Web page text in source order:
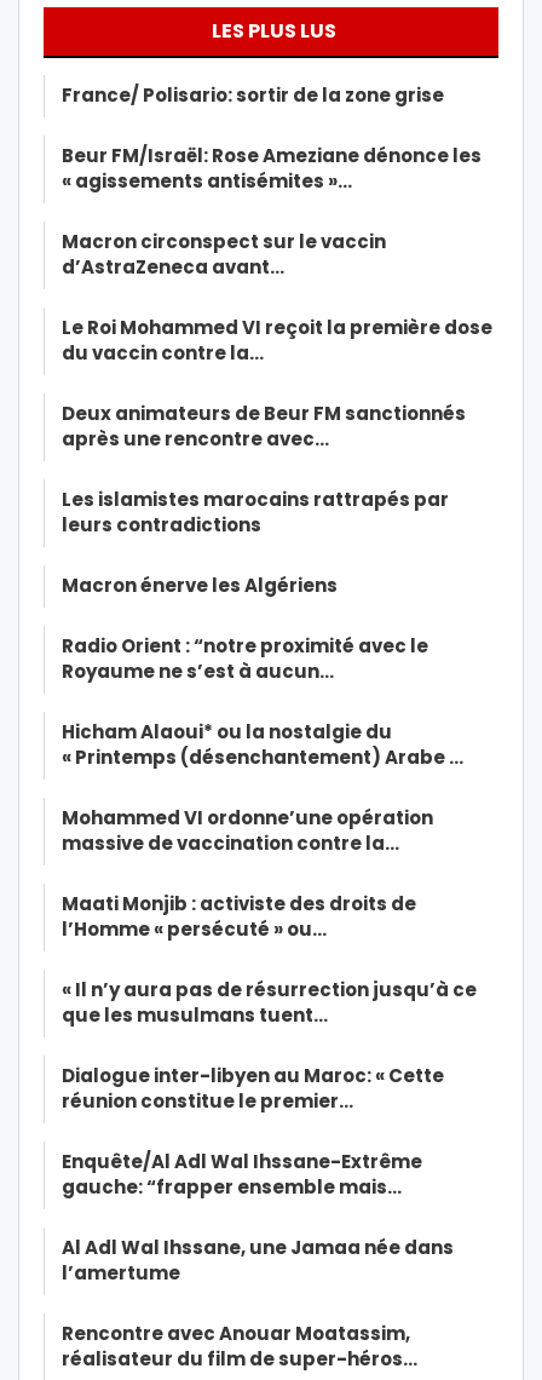
LES PLUS LUS
France/ Polisario: sortir de la zone grise
Beur FM/Israël: Rose Ameziane dénonce les
« agissements antisémites »…
Macron circonspect sur le vaccin
d’AstraZeneca avant…
Le Roi Mohammed VI reçoit la première dose
du vaccin contre la…
Deux animateurs de Beur FM sanctionnés
après une rencontre avec…
Les islamistes marocains rattrapés par
leurs contradictions
Macron énerve les Algériens
Radio Orient : “notre proximité avec le
Royaume ne s’est à aucun…
Hicham Alaoui* ou la nostalgie du
« Printemps (désenchantement) Arabe …
Mohammed VI ordonne’une opération
massive de vaccination contre la…
Maati Monjib : activiste des droits de
l’Homme « persécuté » ou…
« Il n’y aura pas de résurrection jusqu’à ce
que les musulmans tuent…
Dialogue inter-libyen au Maroc: « Cette
réunion constitue le premier…
Enquête/Al Adl Wal Ihssane-Extrême
gauche: “frapper ensemble mais…
Al Adl Wal Ihssane, une Jamaa née dans
l’amertume
Rencontre avec Anouar Moatassim,
réalisateur du film de super-héros…